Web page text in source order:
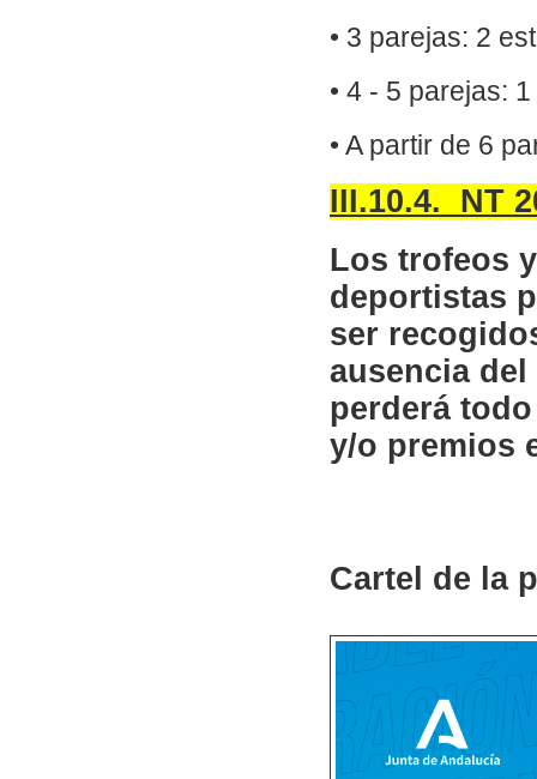
• 3 parejas: 2
• 4 - 5 parejas:
• A partir de 6
III.10.4. NT
Los trofeos
deportistas
ser
ausencia
perderá
y/o premios
Cartel de la